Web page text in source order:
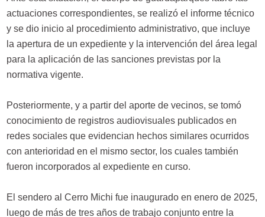
actuaciones correspondientes, se realizó el informe técnico
y se dio inicio al procedimiento administrativo, que incluye
la apertura de un expediente y la intervención del área legal
para la aplicación de las sanciones previstas por la
normativa vigente.
Posteriormente, y a partir del aporte de vecinos, se tomó
conocimiento de registros audiovisuales publicados en
redes sociales que evidencian hechos similares ocurridos
con anterioridad en el mismo sector, los cuales también
fueron incorporados al expediente en curso.
El sendero al Cerro Michi fue inaugurado en enero de 2025,
luego de más de tres años de trabajo conjunto entre la